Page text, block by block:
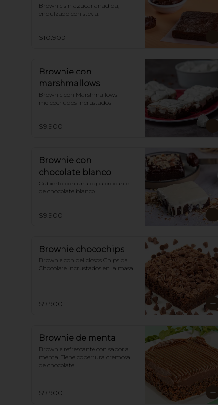
Brownie sin azúcar añadida,
endulzado con stevia.
$10.900
Brownie con
marshmallows
Brownie con Marshmallows
melcochudos incrustados
$9.900
Brownie con
chocolate blanco
Cubierto con una capa crocante
de chocolate blanco.
$9.900
Brownie chocochips
Brownie con deliciosos Chips de
Chocolate incrustados en la masa.
$9.900
Brownie de menta
Brownie refrescante con sabor a
menta. Tiene cobertura cremosa
de chocolate.
$9.900